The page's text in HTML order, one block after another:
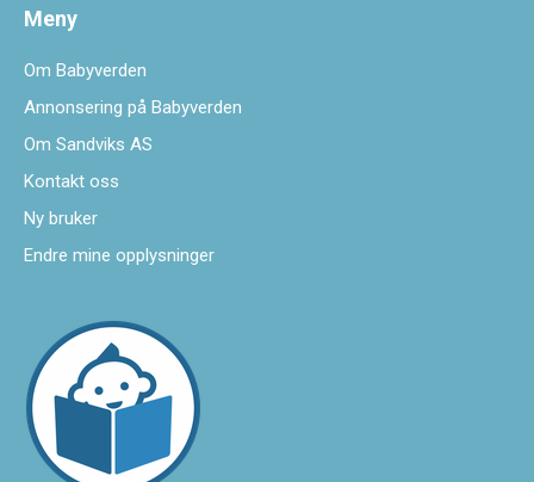
Meny
Om Babyverden
Annonsering på Babyverden
Om Sandviks AS
Kontakt oss
Ny bruker
Endre mine opplysninger